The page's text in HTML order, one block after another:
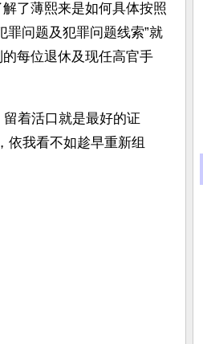
了薄熙来是如何具体按照
罪问题及犯罪问题线索”就
每位退休及现任高官手
着活口就是最好的证
依我看不如趁早重新组